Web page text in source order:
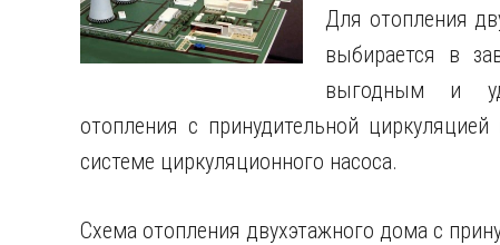
Для отопления
выбирается в
выгодным и
отопления с принудительной
системе циркуляционного насоса.
Схема отопления двухэтажного дома с